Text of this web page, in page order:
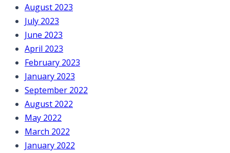
August 2023
July 2023
June 2023
April 2023
February 2023
January 2023
September 2022
August 2022
May 2022
March 2022
January 2022